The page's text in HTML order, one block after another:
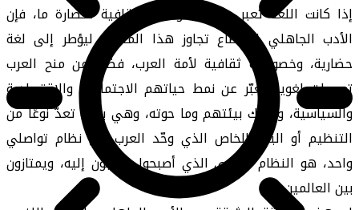
إذا كانت اللغة تعبر عن الخصوصية الثقافية لحضارة ما، فإن
الأدب الجاهلي استطاع تجاوز هذا المنظور ليؤطر إلى لغة
حضارية، وخصوصية ثقافية لأمة العرب، فضلًا عن منح العرب
تعبيرات لغوية تعبّر عن نمط حياتهم الاجتماعية والاقتصادية
والسياسية، وكذلك بيئتهم وما حوته، وهي بذلك تعدّ نوعًا من
التنظيم أو البناء الخاص الذي وحّد العرب في نظام تواصلي
واحد، هو النظام اللغوي الذي أصبحوا ينسبون إليه، ويمتازون
بين العالمين به.